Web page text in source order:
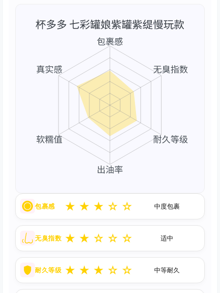
包裹感 ★ ★ ★ ☆ ☆ 中度包裹
无臭指数 ★ ★ ☆ ☆ ☆ 适中
耐久等级 ★ ★ ★ ☆ ☆ 中等耐久